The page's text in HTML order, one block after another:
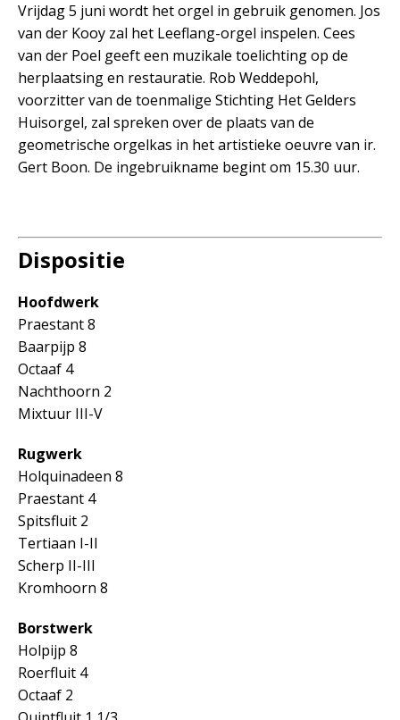
Vrijdag 5 juni wordt het orgel in gebruik genomen. Jos
van der Kooy zal het Leeflang-orgel inspelen. Cees
van der Poel geeft een muzikale toelichting op de
herplaatsing en restauratie. Rob Weddepohl,
voorzitter van de toenmalige Stichting Het Gelders
Huisorgel, zal spreken over de plaats van de
geometrische orgelkas in het artistieke oeuvre van ir.
Gert Boon. De ingebruikname begint om 15.30 uur.
Dispositie
Hoofdwerk
Praestant 8
Baarpijp 8
Octaaf 4
Nachthoorn 2
Mixtuur III-V
Rugwerk
Holquinadeen 8
Praestant 4
Spitsfluit 2
Tertiaan I-II
Scherp II-III
Kromhoorn 8
Borstwerk
Holpijp 8
Roerfluit 4
Octaaf 2